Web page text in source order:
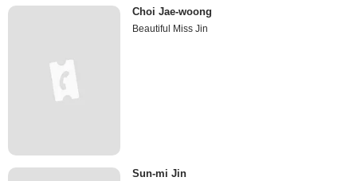
Choi Jae-woong
Beautiful Miss Jin
Sun-mi Jin